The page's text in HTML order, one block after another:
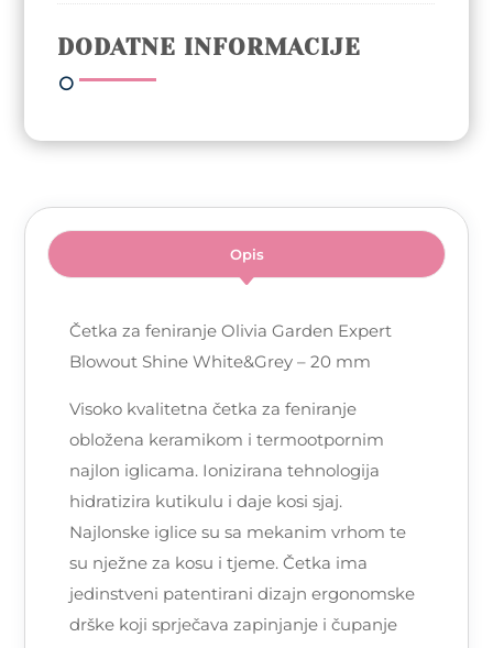
DODATNE INFORMACIJE
Opis
Četka za feniranje Olivia Garden Expert
Blowout Shine White&Grey – 20 mm
Visoko kvalitetna četka za feniranje
obložena keramikom i termootpornim
najlon iglicama. Ionizirana tehnologija
hidratizira kutikulu i daje kosi sjaj.
Najlonske iglice su sa mekanim vrhom te
su nježne za kosu i tjeme. Četka ima
jedinstveni patentirani dizajn ergonomske
drške koji sprječava zapinjanje i čupanje